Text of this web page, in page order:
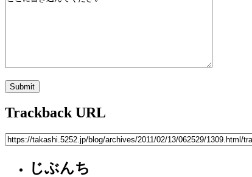
Trackback URL
じぶんち